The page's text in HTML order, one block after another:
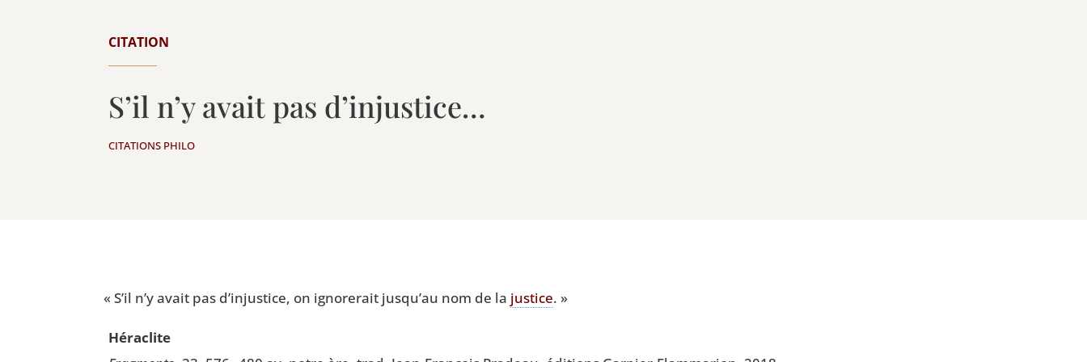
CITATION
S’il n’y avait pas d’injustice…
CITATIONS PHILO
« S’il n’y avait pas d’injustice, on igno­re­rait jusqu’au nom de la jus­tice. »
Héra­clite